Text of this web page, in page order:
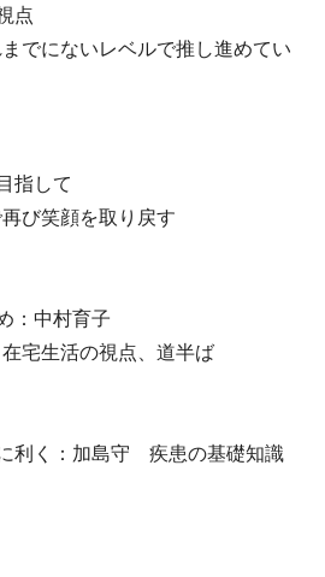
点
でにないレベルで推し進めてい
指して
び笑顔を取り戻す
：中村育子
宅生活の視点、道半ば
利く：加島守 疾患の基礎知識